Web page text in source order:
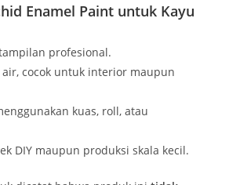
Enamel Paint untuk Kayu
profesional.
cocok untuk interior maupun
kuas, roll, atau
DIY maupun produksi skala kecil.